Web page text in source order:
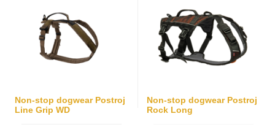
Non-stop dogwear Postroj
Line Grip WD
Non-stop dogwear Postroj
Rock Long